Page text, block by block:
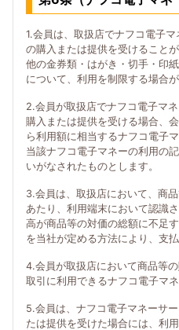
1.会員は、取扱店でナフコ電子
の購入または提供を受けること
他の金券類・はがき・切手・印
について、利用を制限する場合が
2.会員が取扱店でナフコ電子マ
購入または提供を受ける場合、
ら利用額に相当するナフコ電子
当該ナフコ電子マネーの利用の
いがなされたものとします。
3.会員は、取扱店において、商
あたり、利用端末において認識
高が商品等の対価の総額に不足
を当社が定める方法により、支払
4.会員が取扱店において商品等
取引に利用できるナフコ電子マ
5.会員は、ナフコ電子マネーサ
たは提供を受けた場合には、利